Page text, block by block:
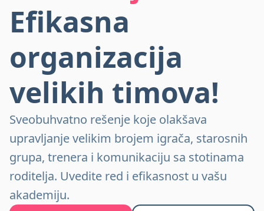
Efikasna
organizacija
velikih timova!
Sveobuhvatno rešenje koje olakšava
upravljanje velikim brojem igrača, starosnih
grupa, trenera i komunikaciju sa stotinama
roditelja. Uvedite red i efikasnost u vašu
akademiju.